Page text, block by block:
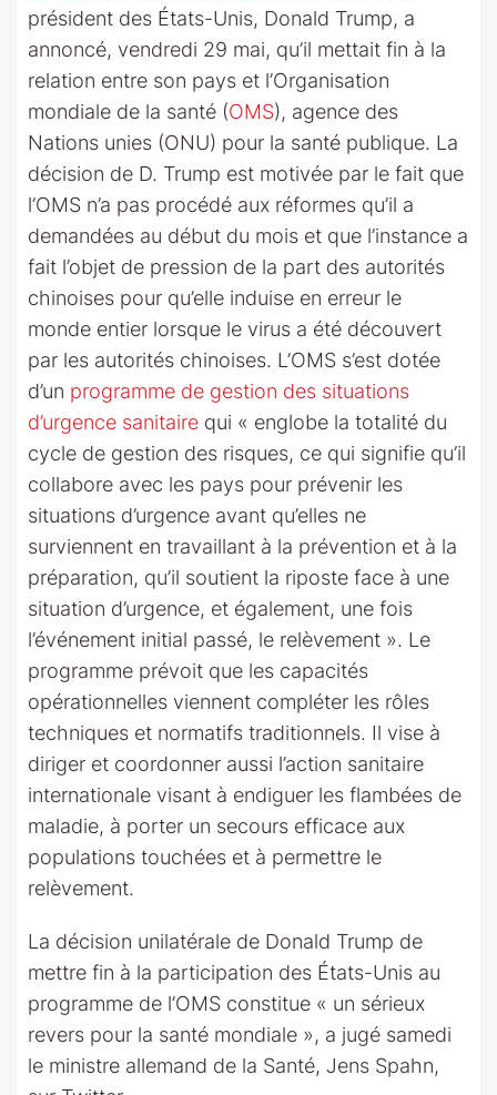
président des États-Unis, Donald Trump, a
annoncé, vendredi 29 mai, qu’il mettait fin à la
relation entre son pays et l’Organisation
mondiale de la santé (OMS), agence des
Nations unies (ONU) pour la santé publique. La
décision de D. Trump est motivée par le fait que
l’OMS n’a pas procédé aux réformes qu’il a
demandées au début du mois et que l’instance a
fait l’objet de pression de la part des autorités
chinoises pour qu’elle induise en erreur le
monde entier lorsque le virus a été découvert
par les autorités chinoises. L’OMS s’est dotée
d’un programme de gestion des situations
d’urgence sanitaire qui « englobe la totalité du
cycle de gestion des risques, ce qui signifie qu’il
collabore avec les pays pour prévenir les
situations d’urgence avant qu’elles ne
surviennent en travaillant à la prévention et à la
préparation, qu’il soutient la riposte face à une
situation d’urgence, et également, une fois
l’événement initial passé, le relèvement ». Le
programme prévoit que les capacités
opérationnelles viennent compléter les rôles
techniques et normatifs traditionnels. Il vise à
diriger et coordonner aussi l’action sanitaire
internationale visant à endiguer les flambées de
maladie, à porter un secours efficace aux
populations touchées et à permettre le
relèvement.
La décision unilatérale de Donald Trump de
mettre fin à la participation des États-Unis au
programme de l’OMS constitue « un sérieux
revers pour la santé mondiale », a jugé samedi
le ministre allemand de la Santé, Jens Spahn,